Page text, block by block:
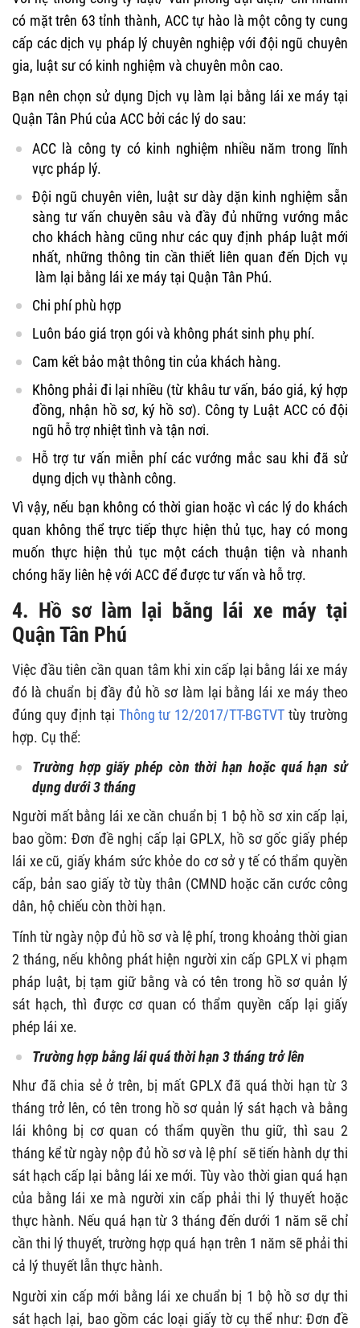
có mặt trên 63 tỉnh thành, ACC tự hào là một công ty cung
cấp các dịch vụ pháp lý chuyên nghiệp với đội ngũ chuyên
gia, luật sư có kinh nghiệm và chuyên môn cao.
Bạn nên chọn sử dụng Dịch vụ làm lại bằng lái xe máy tại
Quận Tân Phú của ACC bởi các lý do sau:
ACC là công ty có kinh nghiệm nhiều năm trong lĩnh
vực pháp lý.
Đội ngũ chuyên viên, luật sư dày dặn kinh nghiệm sẵn
sàng tư vấn chuyên sâu và đầy đủ những vướng mắc
cho khách hàng cũng như các quy định pháp luật mới
nhất, những thông tin cần thiết liên quan đến Dịch vụ
làm lại bằng lái xe máy tại Quận Tân Phú.
Chi phí phù hợp
Luôn báo giá trọn gói và không phát sinh phụ phí.
Cam kết bảo mật thông tin của khách hàng.
Không phải đi lại nhiều (từ khâu tư vấn, báo giá, ký hợp
đồng, nhận hồ sơ, ký hồ sơ). Công ty Luật ACC có đội
ngũ hỗ trợ nhiệt tình và tận nơi.
Hỗ trợ tư vấn miễn phí các vướng mắc sau khi đã sử
dụng dịch vụ thành công.
Vì vậy, nếu bạn không có thời gian hoặc vì các lý do khách
quan không thể trực tiếp thực hiện thủ tục, hay có mong
muốn thực hiện thủ tục một cách thuận tiện và nhanh
chóng hãy liên hệ với ACC để được tư vấn và hỗ trợ.
4. Hồ sơ làm lại bằng lái xe máy tại
Quận Tân Phú
Việc đầu tiên cần quan tâm khi xin cấp lại bằng lái xe máy
đó là chuẩn bị đầy đủ hồ sơ làm lại bằng lái xe máy theo
đúng quy định tại Thông tư 12/2017/TT-BGTVT tùy trường
hợp. Cụ thể:
Trường hợp giấy phép còn thời hạn hoặc quá hạn sử
dụng dưới 3 tháng
Người mất bằng lái xe cần chuẩn bị 1 bộ hồ sơ xin cấp lại,
bao gồm: Đơn đề nghị cấp lại GPLX, hồ sơ gốc giấy phép
lái xe cũ, giấy khám sức khỏe do cơ sở y tế có thẩm quyền
cấp, bản sao giấy tờ tùy thân (CMND hoặc căn cước công
dân, hộ chiếu còn thời hạn.
Tính từ ngày nộp đủ hồ sơ và lệ phí, trong khoảng thời gian
2 tháng, nếu không phát hiện người xin cấp GPLX vi phạm
pháp luật, bị tạm giữ bằng và có tên trong hồ sơ quản lý
sát hạch, thì được cơ quan có thẩm quyền cấp lại giấy
phép lái xe.
Trường hợp bằng lái quá thời hạn 3 tháng trở lên
Như đã chia sẻ ở trên, bị mất GPLX đã quá thời hạn từ 3
tháng trở lên, có tên trong hồ sơ quản lý sát hạch và bằng
lái không bị cơ quan có thẩm quyền thu giữ, thì sau 2
tháng kể từ ngày nộp đủ hồ sơ và lệ phí sẽ tiến hành dự thi
sát hạch cấp lại bằng lái xe mới. Tùy vào thời gian quá hạn
của bằng lái xe mà người xin cấp phải thi lý thuyết hoặc
thực hành. Nếu quá hạn từ 3 tháng đến dưới 1 năm sẽ chỉ
cần thi lý thuyết, trường hợp quá hạn trên 1 năm sẽ phải thi
cả lý thuyết lẫn thực hành.
Người xin cấp mới bằng lái xe chuẩn bị 1 bộ hồ sơ dự thi
sát hạch lại, bao gồm các loại giấy tờ cụ thể như: Đơn đề